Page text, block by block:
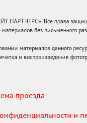
ПАРТНЕРС». Все права
материалов без письменного
материалов данного
и воспроизведение
проезда
и